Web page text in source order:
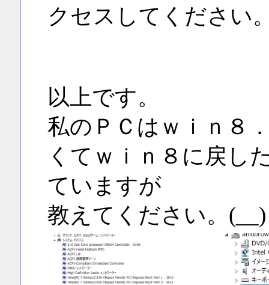
クセスしてください
以上です。
私のＰＣはｗｉｎ８
くてｗｉｎ８に戻し
ていますが
教えてください。(__)